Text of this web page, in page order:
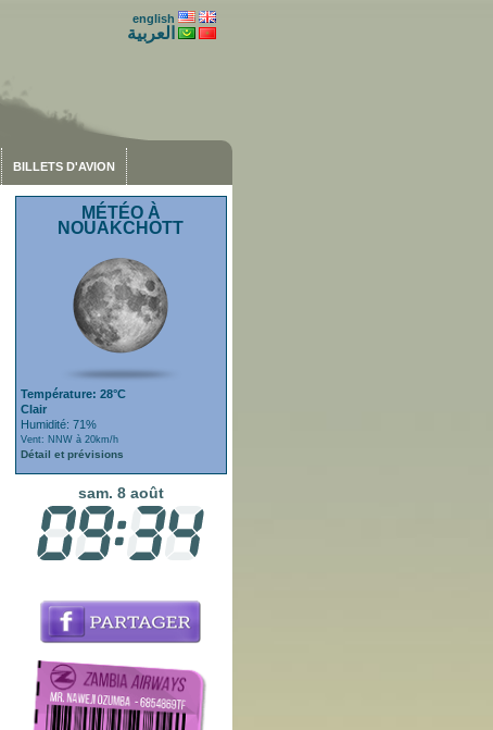
english
العربية
BILLETS D'AVION
MÉTÉO À
NOUAKCHOTT
Température: 28°C
Clair
Humidité: 71%
Vent: NNW à 20km/h
Détail et prévisions
sam. 8 août